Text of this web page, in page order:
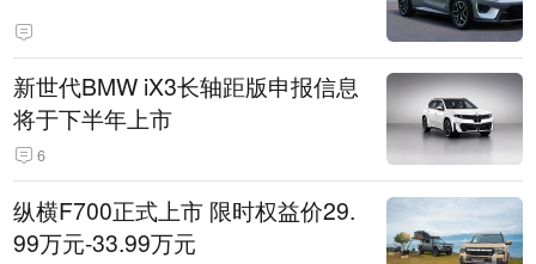
新世代BMW iX3长轴距版申报信息
将于下半年上市
6
纵横F700正式上市 限时权益价29.
99万元-33.99万元